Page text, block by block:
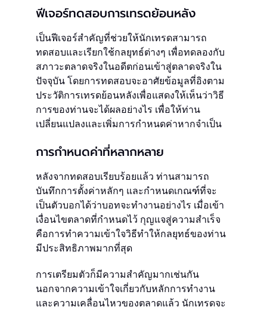
ฟีเจอร์ทดสอบการเทรดย้อนหลัง
เป็นฟีเจอร์สำคัญที่ช่วยให้นักเทรดสามารถ
ทดสอบและเรียกใช้กลยุทธ์ต่างๆ เพื่อทดลองกับ
สภาวะตลาดจริงในอดีตก่อนเข้าสู่ตลาดจริงใน
ปัจจุบัน โดยการทดสอบจะอาศัยข้อมูลที่อิงตาม
ประวัติการเทรดย้อนหลังเพื่อแสดงให้เห็นว่าวิธี
การของท่านจะได้ผลอย่างไร เพื่อให้ท่าน
เปลี่ยนแปลงและเพิ่มการกำหนดค่าหากจำเป็น
การกำหนดค่าที่หลากหลาย
หลังจากทดสอบเรียบร้อยแล้ว ท่านสามารถ
บันทึกการตั้งค่าหลักๆ และกำหนดเกณฑ์ที่จะ
เป็นตัวบอกได้ว่าบอทจะทำงานอย่างไร เมื่อเข้า
เงื่อนไขตลาดที่กำหนดไว้ กุญแจสู่ความสำเร็จ
คือการทำความเข้าใจวิธีทำให้กลยุทธ์ของท่าน
มีประสิทธิภาพมากที่สุด
การเตรียมตัวก็มีความสำคัญมากเช่นกัน
นอกจากความเข้าใจเกี่ยวกับหลักการทำงาน
และความเคลื่อนไหวของตลาดแล้ว นักเทรดจะ